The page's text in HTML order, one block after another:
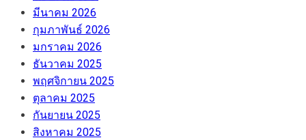
มีนาคม 2026
กุมภาพันธ์ 2026
มกราคม 2026
ธันวาคม 2025
พฤศจิกายน 2025
ตุลาคม 2025
กันยายน 2025
สิงหาคม 2025